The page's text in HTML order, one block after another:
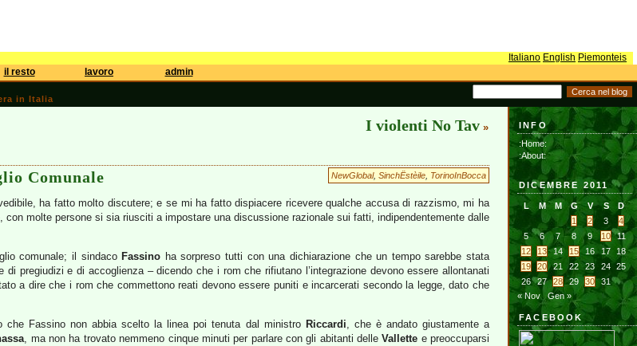
Italiano English Piemonteis
il resto lavoro admin
in Italia
I violenti No Tav »
NewGlobal, SinchËstèile TorinoInBocca
Comunale
ha fatto molto discutere; e se mi ha fatto dispiacere ricevere qualche accusa di razzismo, mi ha
molte persone si sia riusciti a impostare una discussione razionale sui fatti, indipendentemente dalle
comunale; il sindaco Fassino ha sorpreso tutti con una dichiarazione che un tempo sarebbe stata
di pregiudizi e di accoglienza – dicendo che i rom che rifiutano l’integrazione devono essere allontanati
a dire che i rom che commettono reati devono essere puniti e incarcerati secondo la legge, dato che
che Fassino non abbia scelto la linea poi tenuta dal ministro Riccardi, che è andato giustamente a
, ma non ha trovato nemmeno cinque minuti per parlare con gli abitanti delleVallette e preoccuparsi
INFO
:Home:
:About:
DICEMBRE 2011
L M M G V S
D
1
2 3
4
5
6 7 8 9 10
11
12
13 14 15 16 17
18
19
20 21 22 23 24 25
26
27 28 29 30
31
« Nov
Gen »
FACEBOOK